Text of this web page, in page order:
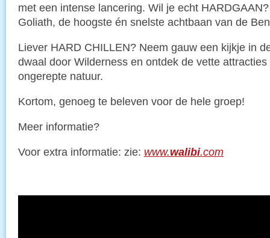
met een intense lancering. Wil je echt
Goliath, de hoogste én snelste achtbaan van de
Liever HARD CHILLEN? Neem gauw een kijkje in
dwaal door Wilderness en ontdek de vette
ongerepte natuur.
Kortom, genoeg te beleven voor de hele groep!
Meer informatie?
Voor extra informatie: zie: www.walibi.com